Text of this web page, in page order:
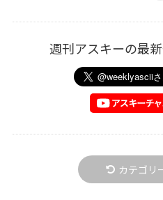
週刊アスキーの最
カテゴリ